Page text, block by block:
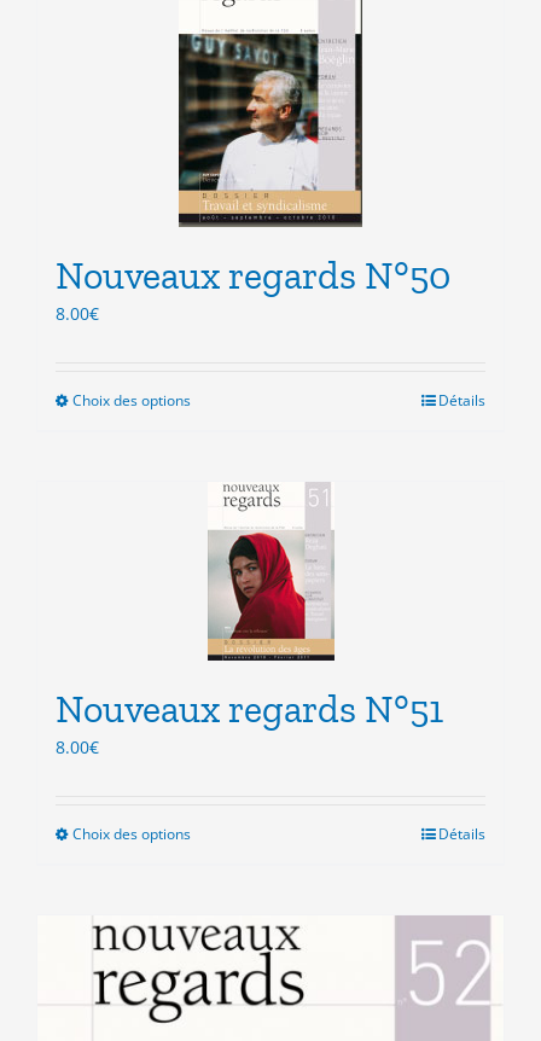
options
peuvent
être
choisies
sur
la
page
du
Nouveaux regards N°50
8.00€
Choix des optionsCe
plusieurs
variations.
Les
options
peuvent
être
choisies
sur
page
Détails
Nouveaux regards N°51
8.00€
Choix des optionsCe
variations.
Les
options
Détails